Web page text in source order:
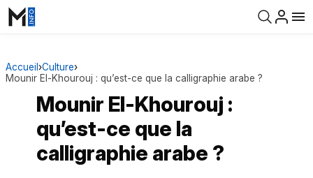
Accueil ›Culture›
Mounir El-Khourouj : qu’est-ce que la calligraphie arabe ?
Mounir El-Khourouj :
qu’est-ce que la
calligraphie arabe ?